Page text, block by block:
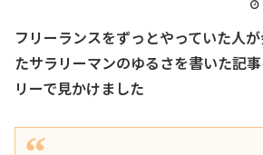
フリーランスをずっとやっていた人
たサラリーマンのゆるさを書いた記
リーで見かけました